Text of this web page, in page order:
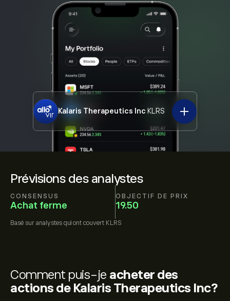
Prévisions des analystes
CONSENSUS
Achat ferme
OBJECTIF DE PRIX
19.50
Basé sur analystes qui ont couvert KLRS
Kalaris Therapeutics Inc KLRS
Comment puis-je acheter des
actions de Kalaris Therapeutics Inc?